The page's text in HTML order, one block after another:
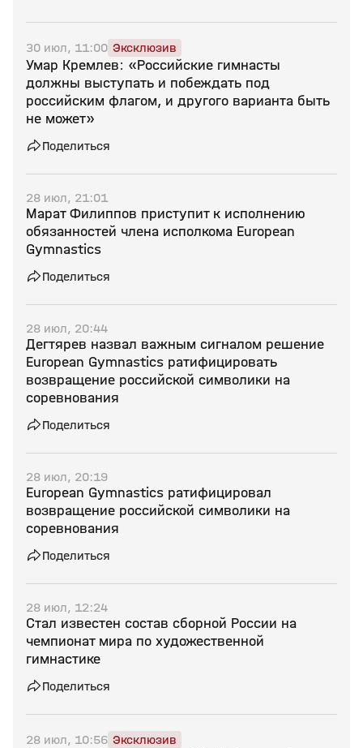
30 июл, 11:00 Эксклюзив
Умар Кремлев: «Российские гимнасты
должны выступать и побеждать под
российским флагом, и другого варианта быть
не может»
Поделиться
28 июл, 21:01
Марат Филиппов приступит к исполнению
обязанностей члена исполкома European
Gymnastics
Поделиться
28 июл, 20:44
Дегтярев назвал важным сигналом решение
European Gymnastics ратифицировать
возвращение российской символики на
соревнования
Поделиться
28 июл, 20:19
European Gymnastics ратифицировал
возвращение российской символики на
соревнования
Поделиться
28 июл, 12:24
Стал известен состав сборной России на
чемпионат мира по художественной
гимнастике
Поделиться
28 июл, 10:56 Эксклюзив